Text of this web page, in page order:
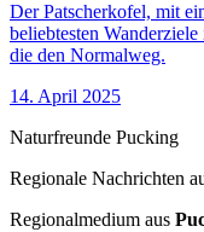
Der Patscherkofel, mit
beliebtesten
die den Normalweg.
14. April 2025
Naturfreunde Pucking
Regionale Nachrichten
Regionalmedium aus